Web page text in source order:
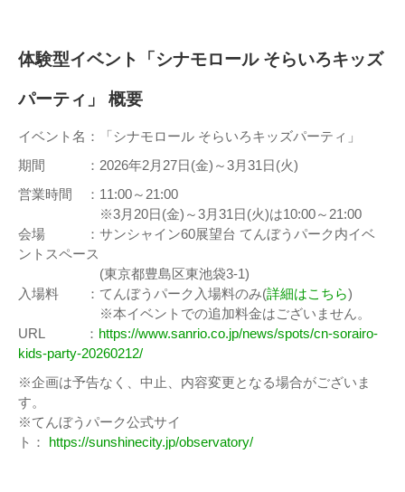
体験型イベント「シナモロール そらいろキッズ
パーティ」 概要
イベント名：「シナモロール そらいろキッズパーティ」
期間 ：2026年2月27日(金)～3月31日(火)
営業時間 ：11:00～21:00
※3月20日(金)～3月31日(火)は10:00～21:00
会場 ：サンシャイン60展望台 てんぼうパーク内イベ
ントスペース
(東京都豊島区東池袋3-1)
入場料 ：てんぼうパーク入場料のみ(詳細はこちら)
※本イベントでの追加料金はございません。
URL ： https://www.sanrio.co.jp/news/spots/cn-sorairo-
kids-party-20260212/
※企画は予告なく、中止、内容変更となる場合がございま
す。
※てんぼうパーク公式サイ
ト： https://sunshinecity.jp/observatory/